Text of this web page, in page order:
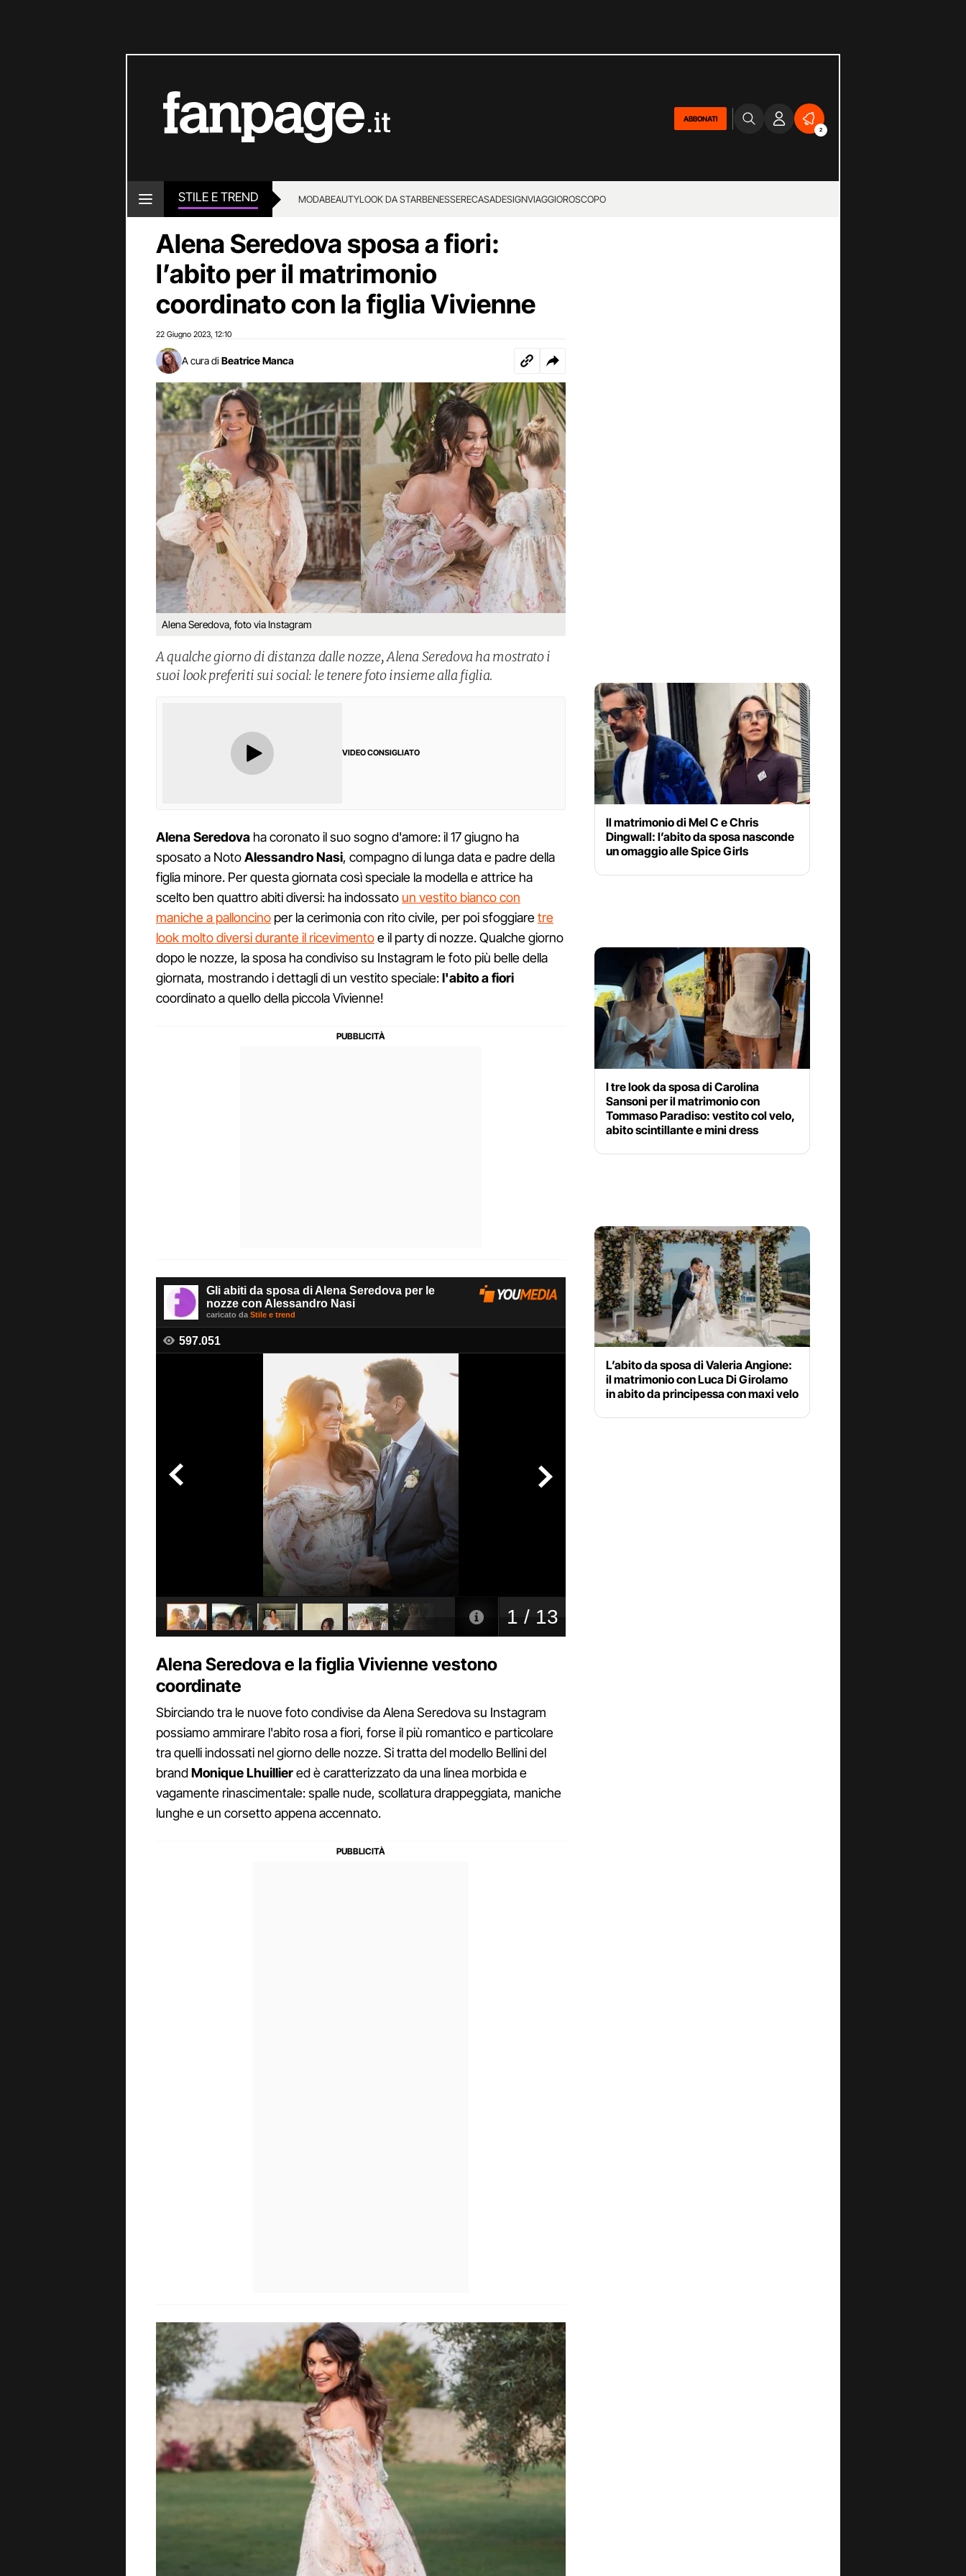
ABBONATI
2
STILE E TREND MODABEAUTYLOOK DA STARBENESSERECASADESIGNVIAGGIOROSCOPO
Alena Seredova sposa a fiori:
l’abito per il matrimonio
coordinato con la figlia Vivienne
22 Giugno 2023 12:10
A cura di Beatrice Manca
Alena Seredova, foto via Instagram
A qualche giorno di distanza dalle nozze, Alena Seredova ha mostrato i
suoi look preferiti sui social: le tenere foto insieme alla figlia.
VIDEO CONSIGLIATO
Alena Seredova ha coronato il suo sogno d'amore: il 17 giugno ha
sposato a NotoAlessandro Nasi, compagno di lunga data e padre della
figlia minore. Per questa giornata così speciale la modella e attrice ha
scelto ben quattro abiti diversi: ha indossato un vestito bianco con
maniche a palloncino per la cerimonia con rito civile, per poi sfoggiaretre
look molto diversi durante il ricevimentoe il party di nozze. Qualche giorno
dopo le nozze, la sposa ha condiviso su Instagram le foto più belle della
giornata, mostrando i dettagli di un vestito speciale:l'abito a fiori
coordinato a quello della piccola Vivienne!
Alena Seredova e la figlia Vivienne vestono
coordinate
Sbirciando tra le nuove foto condivise da Alena Seredova su Instagram
possiamo ammirare l'abito rosa a fiori, forse il più romantico e particolare
tra quelli indossati nel giorno delle nozze. Si tratta del modello Bellini del
brandMonique Lhuilliered è caratterizzato da una linea morbida e
vagamente rinascimentale: spalle nude, scollatura drappeggiata, maniche
lunghe e un corsetto appena accennato.
Il matrimonio di Mel C e Chris
Dingwall: l’abito da sposa nasconde
un omaggio alle Spice Girls
I tre look da sposa di Carolina
Sansoni per il matrimonio con
Tommaso Paradiso: vestito col velo,
abito scintillante e mini dress
L’abito da sposa di Valeria Angione:
il matrimonio con Luca Di Girolamo
in abito da principessa con maxi velo